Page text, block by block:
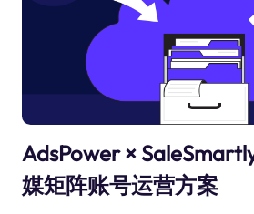
AdsPower ×
媒矩阵账号运营方案